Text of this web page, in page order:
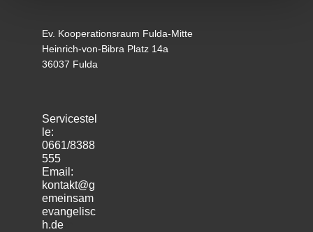
Ev. Kooperationsraum Fulda-Mitte
Heinrich-von-Bibra Platz 14a
36037 Fulda
Servicestel
le:
0661/8388
555
Email:
kontakt@g
emeinsam
evangelisc
h.de